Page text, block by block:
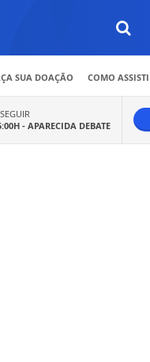
SUA DOAÇÃO COMO
- APARECIDA DEBATE